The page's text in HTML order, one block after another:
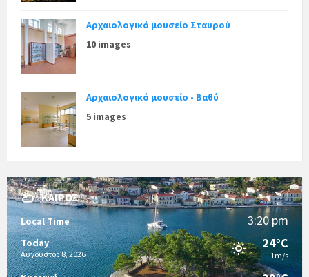
Αρχαιολογικό μουσείο Σταυρού
10 images
Αρχαιολογικό μουσείο - Βαθύ
5 images
ΚΑΙΡΌΣ
Local Time 3:20 pm
Today
Αύγουστος 8, 2026
24°C
1m/s